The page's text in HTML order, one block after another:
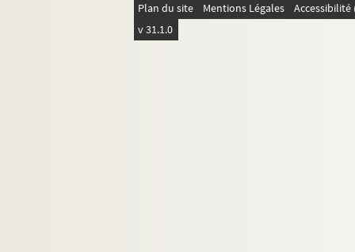
Plan du site Mentions Légales
v 31.1.0